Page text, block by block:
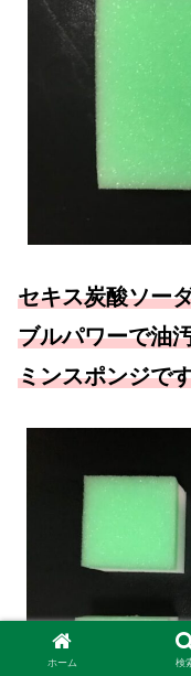
セキス炭酸ソー
ブルパワーで油
ミンスポンジで
ホーム 検